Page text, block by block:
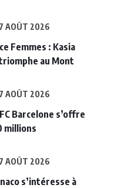
7 AOÛT 2026
Femmes : Kasia
au Mont
7 AOÛT 2026
Barcelone s’offre
millions
7 AOÛT 2026
s’intéresse à